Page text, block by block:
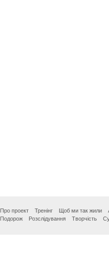
Про проект Тренінг Щоб ми так жили
Подорож
Розслідування Творчість